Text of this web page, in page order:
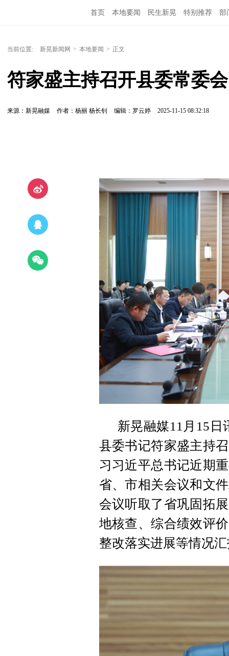
首页 本地要闻 民生新晃 特别推荐 部
当前位置: 新晃新闻网 > 本地要闻 > 正文
符家盛主持召开县委常委
来源：新晃融媒 作者：杨丽 杨长钊 编辑：罗云婷 2025-11-15 08:32:18
新晃融媒11月15日
县委书记符家盛主持
习习近平总书记近期
省、市相关会议和文
会议听取了省巩固拓
地核查、综合绩效评
整改落实进展等情况